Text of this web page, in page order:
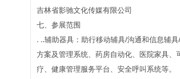
吉林省影驰文化传媒有限公司
七、参展范围
. ..辅助器具：助行移动辅具/沟通和信息辅
方案及管理系统、药房自动化、医院家具
疗、健康管理服务平台、安全呼叫系统等。